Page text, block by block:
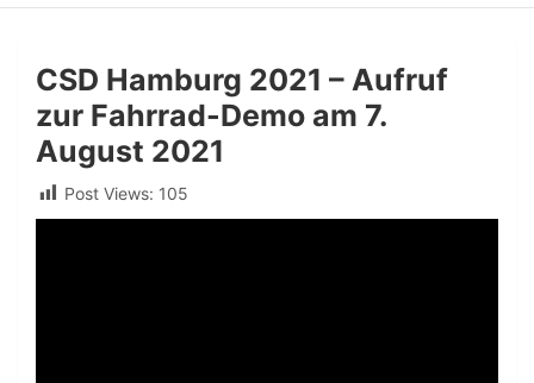
CSD Hamburg 2021 – Aufruf
zur Fahrrad-Demo am 7.
August 2021
Post Views: 105